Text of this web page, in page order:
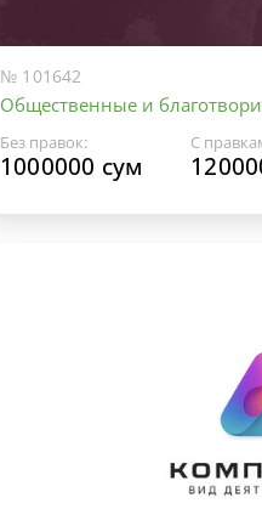
№ 101642
Общественные и
Без правок:
1000000 сум
С